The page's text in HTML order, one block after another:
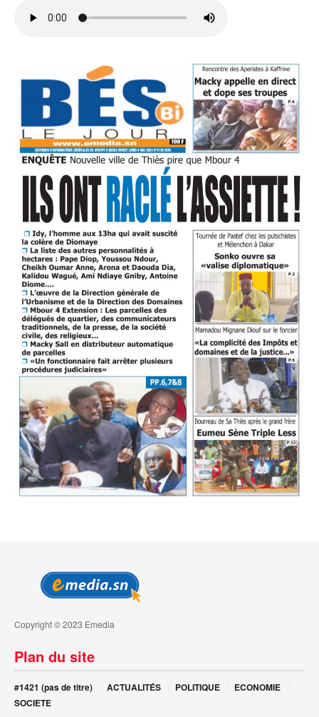
Copyright © 2023 Emedia
Plan du site
#1421 (pas de titre) ACTUALITÉS POLITIQUE
ECONOMIE
SOCIETE